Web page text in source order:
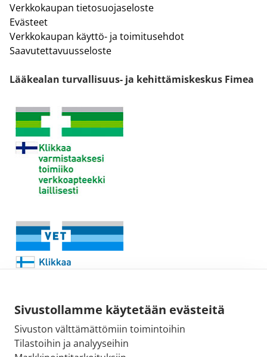
Sivustollamme käytetään evästeitä
Sivuston välttämättömiin toimintoihin
Tilastoihin ja analyyseihin
Verkkokaupan tietosuojaseloste
Evästeet
Verkkokaupan käyttö- ja toimitusehdot
Saavutettavuusseloste
Lääkealan turvallisuus- ja kehittämiskeskus Fimea
Sähköpostiosoite:
kirjaamo@fimea.fi